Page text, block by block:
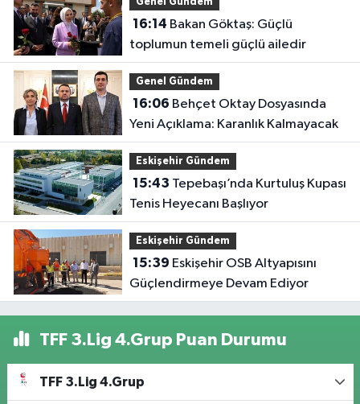
16:14
toplumun temeli güçlü ailedir
Genel Gündem
16:06
Yeni Açıklama: Karanlık Kalmayacak
Eskişehir Gündem
15:43
Tenis Heyecanı Başlıyor
Eskişehir Gündem
15:39
Güçlendirmeye Devam Ediyor
TFF 3.Lig 4.Grup Puan Durumu
TFF 3.Lig 4.Grup